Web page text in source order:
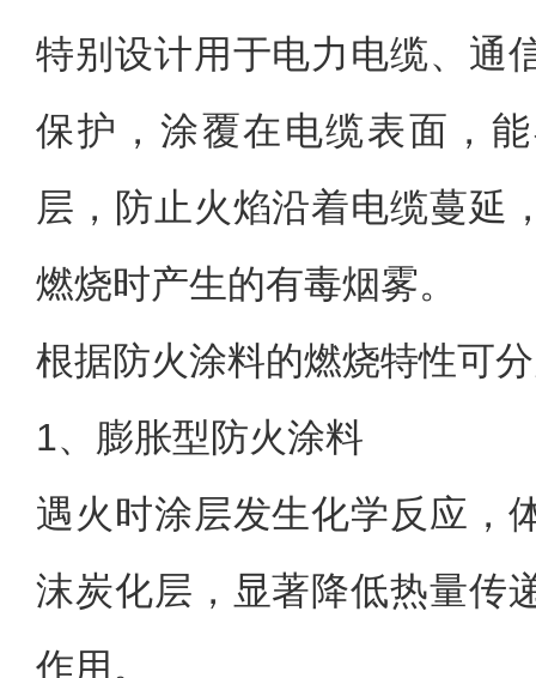
特别设计用于电力电缆、通
保护，涂覆在电缆表面，
层，防止火焰沿着电缆蔓延
燃烧时产生的有毒烟雾。
根据防火涂料的燃烧特性可
1、 膨胀型防火涂料
遇火时涂层发生化学反应，
沫炭化层，显著降低热量传
作用。